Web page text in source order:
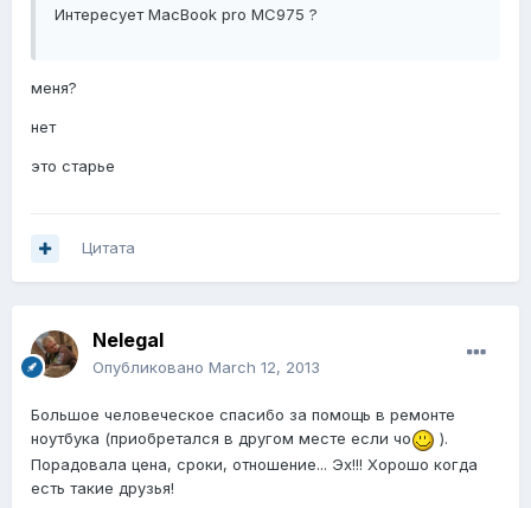
Интересует MacBook pro MC975 ?
меня?
нет
это старье
Цитата
Nelegal
Опубликовано March 12, 2013
Большое человеческое спасибо за помощь в ремонте
ноутбука (приобретался в другом месте если чо
).
Порадовала цена, сроки, отношение... Эх!!! Хорошо когда
есть такие друзья!